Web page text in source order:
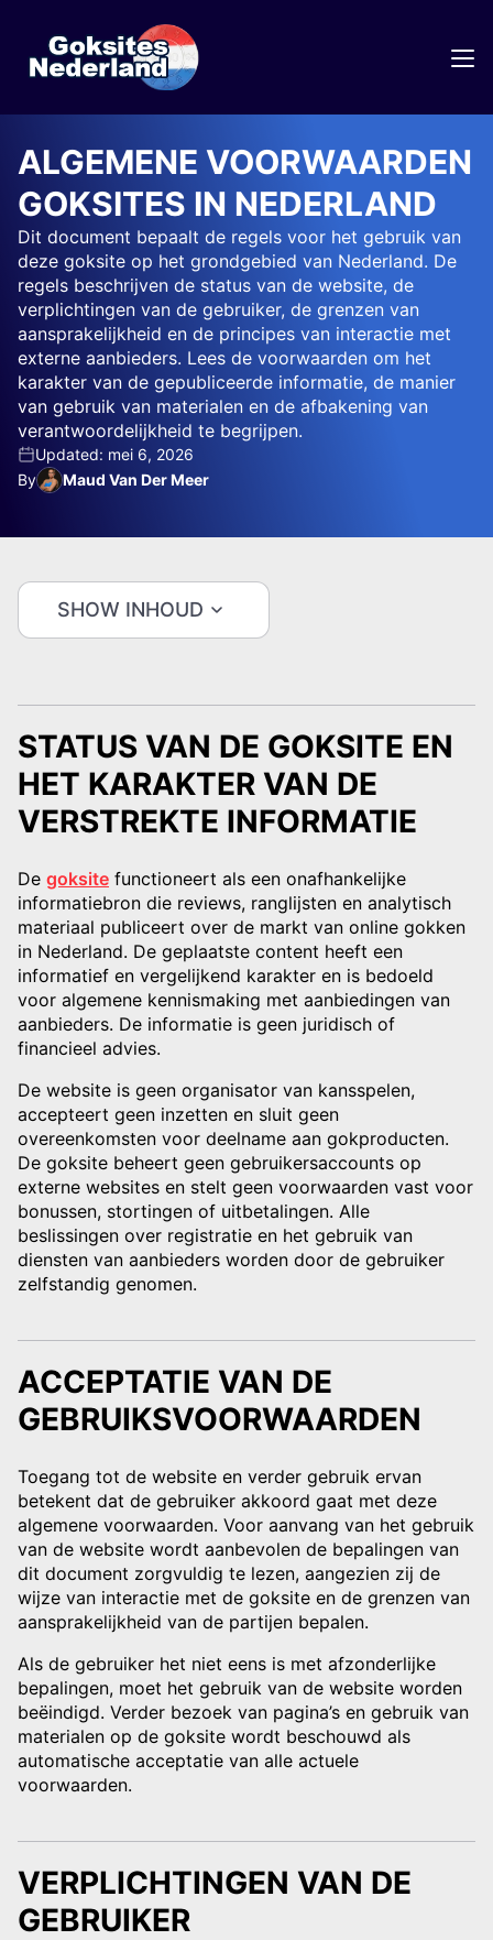
ALGEMENE VOORWAARDEN
GOKSITES IN NEDERLAND
Dit document bepaalt de regels voor het gebruik van
deze goksite op het grondgebied van Nederland. De
regels beschrijven de status van de website, de
verplichtingen van de gebruiker, de grenzen van
aansprakelijkheid en de principes van interactie met
externe aanbieders. Lees de voorwaarden om het
karakter van de gepubliceerde informatie, de manier
van gebruik van materialen en de afbakening van
verantwoordelijkheid te begrijpen.
Updated: mei 6, 2026
By
Maud Van Der Meer
SHOW INHOUD
STATUS VAN DE GOKSITE EN
HET KARAKTER VAN DE
VERSTREKTE INFORMATIE
De goksite functioneert als een onafhankelijke
informatiebron die reviews, ranglijsten en analytisch
materiaal publiceert over de markt van online gokken
in Nederland. De geplaatste content heeft een
informatief en vergelijkend karakter en is bedoeld
voor algemene kennismaking met aanbiedingen van
aanbieders. De informatie is geen juridisch of
financieel advies.
De website is geen organisator van kansspelen,
accepteert geen inzetten en sluit geen
overeenkomsten voor deelname aan gokproducten.
De goksite beheert geen gebruikersaccounts op
externe websites en stelt geen voorwaarden vast voor
bonussen, stortingen of uitbetalingen. Alle
beslissingen over registratie en het gebruik van
diensten van aanbieders worden door de gebruiker
zelfstandig genomen.
ACCEPTATIE VAN DE
GEBRUIKSVOORWAARDEN
Toegang tot de website en verder gebruik ervan
betekent dat de gebruiker akkoord gaat met deze
algemene voorwaarden. Voor aanvang van het gebruik
van de website wordt aanbevolen de bepalingen van
dit document zorgvuldig te lezen, aangezien zij de
wijze van interactie met de goksite en de grenzen van
aansprakelijkheid van de partijen bepalen.
Als de gebruiker het niet eens is met afzonderlijke
bepalingen, moet het gebruik van de website worden
beëindigd. Verder bezoek van pagina’s en gebruik van
materialen op de goksite wordt beschouwd als
automatische acceptatie van alle actuele
voorwaarden.
VERPLICHTINGEN VAN DE
GEBRUIKER